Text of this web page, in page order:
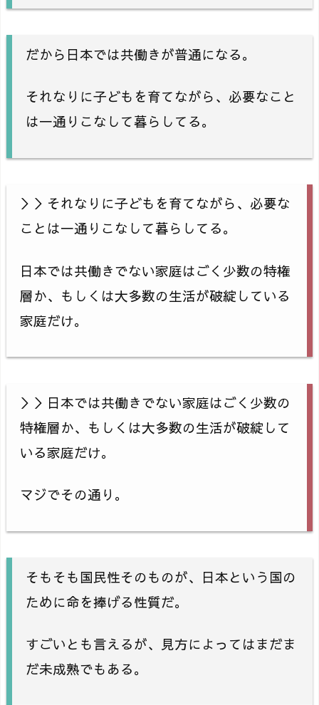
だから日本では共働きが普通になる。
それなりに子どもを育てながら、必要なこと
は一通りこなして暮らしてる。
＞＞それなりに子どもを育てながら、必要な
ことは一通りこなして暮らしてる。
日本では共働きでない家庭はごく少数の特権
層か、もしくは大多数の生活が破綻している
家庭だけ。
＞＞日本では共働きでない家庭はごく少数の
特権層か、もしくは大多数の生活が破綻して
いる家庭だけ。
マジでその通り。
そもそも国民性そのものが、日本という国の
ために命を捧げる性質だ。
すごいとも言えるが、見方によってはまだま
だ未成熟でもある。